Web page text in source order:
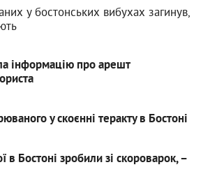
у бостонських вибухах загинув,
інформацію про арешт
у скоєнні теракту в Бостоні
в Бостоні зробили зі скороварок, –